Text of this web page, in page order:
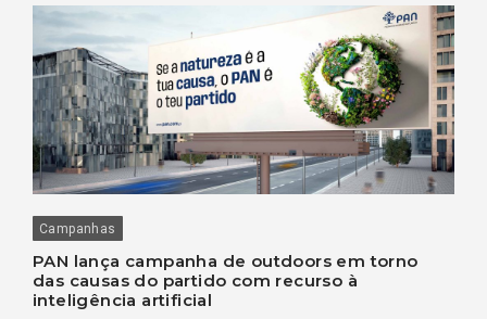
Campanhas
PAN lança campanha de outdoors em torno
das causas do partido com recurso à
inteligência artificial